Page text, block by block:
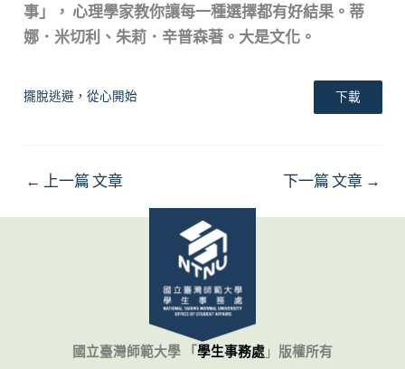
事」， 心理學家教你讓每一種選擇都有好結果。蒂
娜．米切利、朱莉．辛普森著。大是文化。
擺脫逃避，從心開始 下載
← 上一篇 文章 下一篇 文章 →
國立臺灣師範大學 「學生事務處 」 版權所有